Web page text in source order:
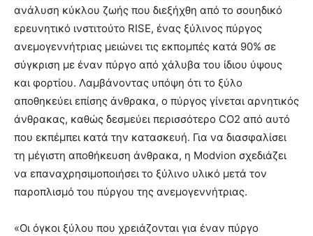
ανάλυση κύκλου ζωής που διεξήχθη από το σουηδικό
ερευνητικό ινστιτούτο RISE, ένας ξύλινος πύργος
ανεμογεννήτριας μειώνει τις εκπομπές κατά 90% σε
σύγκριση με έναν πύργο από χάλυβα του ίδιου ύψους
και φορτίου. Λαμβάνοντας υπόψη ότι το ξύλο
αποθηκεύει επίσης άνθρακα, ο πύργος γίνεται αρνητικός
άνθρακας, καθώς δεσμεύει περισσότερο CO2 από αυτό
που εκπέμπει κατά την κατασκευή. Για να διασφαλίσει
τη μέγιστη αποθήκευση άνθρακα, η Modvion σχεδιάζει
να επαναχρησιμοποιήσει το ξύλινο υλικό μετά τον
παροπλισμό του πύργου της ανεμογεννήτριας.
«Οι όγκοι ξύλου που χρειάζονται για έναν πύργο